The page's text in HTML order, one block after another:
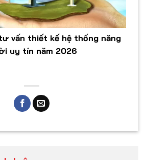
vấn thiết kế hệ thống năng
uy tín năm 2026